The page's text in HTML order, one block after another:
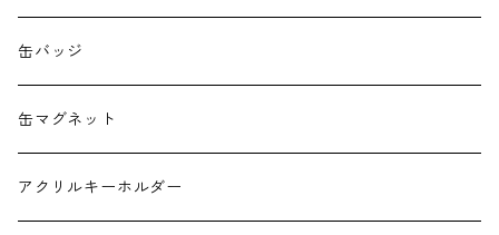
缶バッジ
缶マグネット
アクリルキーホルダー